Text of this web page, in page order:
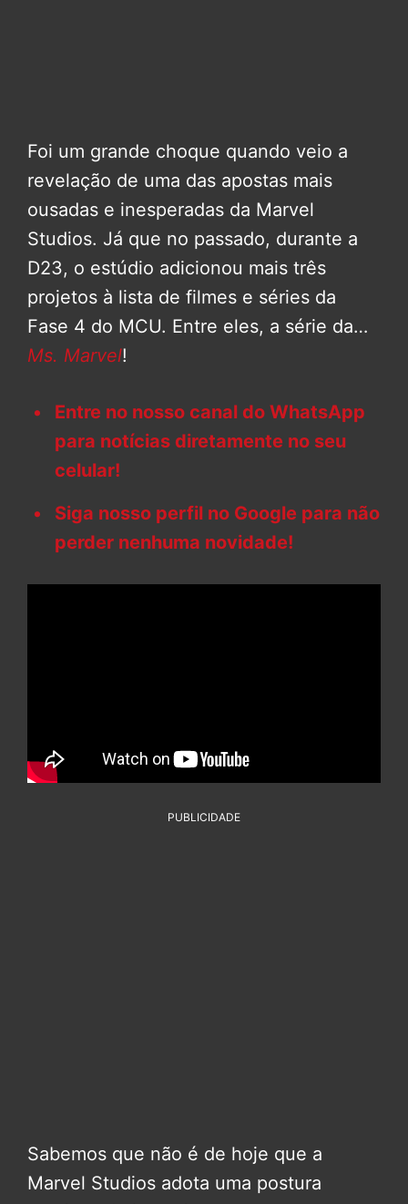
Foi um grande choque quando veio a
revelação de uma das apostas mais
ousadas e inesperadas da Marvel
Studios. Já que no passado, durante a
D23, o estúdio adicionou mais três
projetos à lista de filmes e séries da
Fase 4 do MCU. Entre eles, a série da…
Ms. Marvel!
Entre no nosso canal do WhatsApp
para notícias diretamente no seu
celular!
Siga nosso perfil no Google para não
perder nenhuma novidade!
PUBLICIDADE
Sabemos que não é de hoje que a
Marvel Studios adota uma postura